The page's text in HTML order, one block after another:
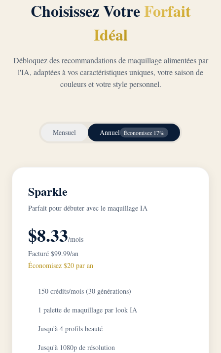
Choisissez VotreForfait
Idéal
Débloquez des recommandations de maquillage alimentées par
l'IA, adaptées à vos caractéristiques uniques, votre saison de
couleurs et votre style personnel.
Mensuel Annuel Économisez 17%
Sparkle
Parfait pour débuter avec le maquillage IA
$8.33/mois
Facturé $99.99/an
Économisez $20 par an
150 crédits/mois (30 générations)
1 palette de maquillage par look IA
Jusqu'à 4 profils beauté
Jusqu'à 1080p de résolution